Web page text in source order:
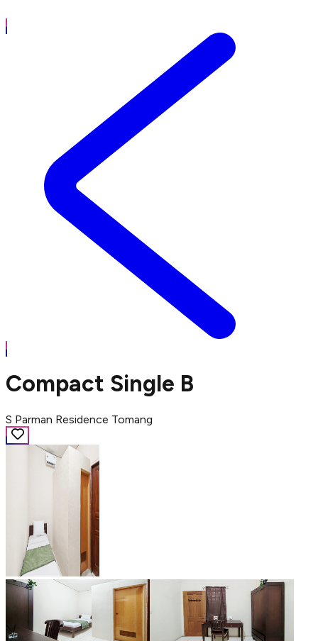
Compact Single B
S Parman Residence Tomang